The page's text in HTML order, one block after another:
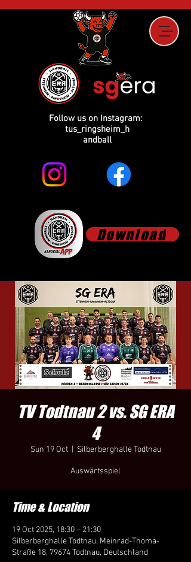
Download
Follow us on Instagram:
tus_ringsheim_h
andball
TV Todtnau 2 vs. SG ERA
4
Sun 19 Oct
  |
Silberberghalle Todtnau
Auswärtsspiel
Time & Location
19 Oct 2025, 18:30 – 21:30
Silberberghalle Todtnau, Meinrad-Thoma-
Straße 18, 79674 Todtnau, Deutschland